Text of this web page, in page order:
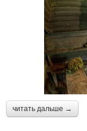
читать дальше →